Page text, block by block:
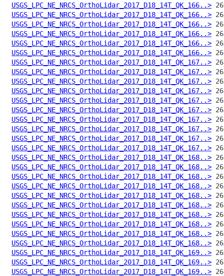
USGS_LPC_NE_NRCS_OrthoLidar_2017_D18_14T_QK_166..>
USGS_LPC_NE_NRCS_OrthoLidar_2017_D18_14T_QK_166..>
USGS_LPC_NE_NRCS_OrthoLidar_2017_D18_14T_QK_166..>
USGS_LPC_NE_NRCS_OrthoLidar_2017_D18_14T_QK_166..>
USGS_LPC_NE_NRCS_OrthoLidar_2017_D18_14T_QK_166..>
USGS_LPC_NE_NRCS_OrthoLidar_2017_D18_14T_QK_166..>
USGS_LPC_NE_NRCS_OrthoLidar_2017_D18_14T_QK_167..>
USGS_LPC_NE_NRCS_OrthoLidar_2017_D18_14T_QK_167..>
USGS_LPC_NE_NRCS_OrthoLidar_2017_D18_14T_QK_167..>
USGS_LPC_NE_NRCS_OrthoLidar_2017_D18_14T_QK_167..>
USGS_LPC_NE_NRCS_OrthoLidar_2017_D18_14T_QK_167..>
USGS_LPC_NE_NRCS_OrthoLidar_2017_D18_14T_QK_167..>
USGS_LPC_NE_NRCS_OrthoLidar_2017_D18_14T_QK_167..>
USGS_LPC_NE_NRCS_OrthoLidar_2017_D18_14T_QK_167..>
USGS_LPC_NE_NRCS_OrthoLidar_2017_D18_14T_QK_167..>
USGS_LPC_NE_NRCS_OrthoLidar_2017_D18_14T_QK_167..>
USGS_LPC_NE_NRCS_OrthoLidar_2017_D18_14T_QK_168..>
USGS_LPC_NE_NRCS_OrthoLidar_2017_D18_14T_QK_168..>
USGS_LPC_NE_NRCS_OrthoLidar_2017_D18_14T_QK_168..>
USGS_LPC_NE_NRCS_OrthoLidar_2017_D18_14T_QK_168..>
USGS_LPC_NE_NRCS_OrthoLidar_2017_D18_14T_QK_168..>
USGS_LPC_NE_NRCS_OrthoLidar_2017_D18_14T_QK_168..>
USGS_LPC_NE_NRCS_OrthoLidar_2017_D18_14T_QK_168..>
USGS_LPC_NE_NRCS_OrthoLidar_2017_D18_14T_QK_168..>
USGS_LPC_NE_NRCS_OrthoLidar_2017_D18_14T_QK_168..>
USGS_LPC_NE_NRCS_OrthoLidar_2017_D18_14T_QK_168..>
USGS_LPC_NE_NRCS_OrthoLidar_2017_D18_14T_QK_169..>
USGS_LPC_NE_NRCS_OrthoLidar_2017_D18_14T_QK_169..>
USGS_LPC_NE_NRCS_OrthoLidar_2017_D18_14T_QK_169..>